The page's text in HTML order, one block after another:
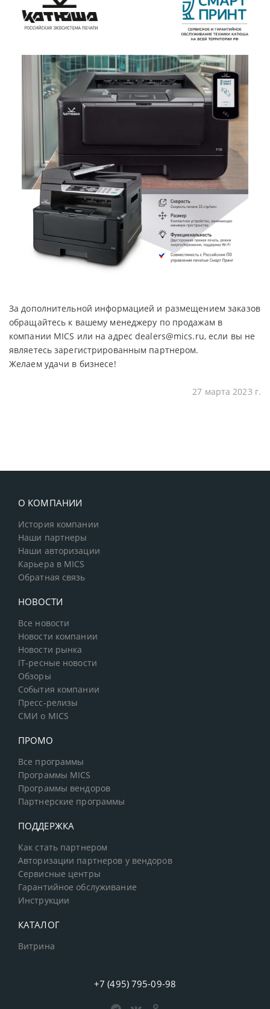
За дополнительной информацией и размещением заказов
обращайтесь к вашему менеджеру по продажам в
компании MICS или на адрес dealers@mics.ru, если вы не
являетесь зарегистрированным партнером.
Желаем удачи в бизнесе!
27 марта 2023 г.
О КОМПАНИИ
История компании
Наши партнеры
Наши авторизации
Карьера в MICS
Обратная связь
НОВОСТИ
Все новости
Новости компании
Новости рынка
IT-ресные новости
Обзоры
События компании
Пресс-релизы
СМИ о MICS
ПРОМО
Все программы
Программы MICS
Программы вендоров
Партнерские программы
ПОДДЕРЖКА
Как стать партнером
Авторизации партнеров у вендоров
Сервисные центры
Гарантийное обслуживание
Инструкции
КАТАЛОГ
Витрина
+7 (495) 795-09-98